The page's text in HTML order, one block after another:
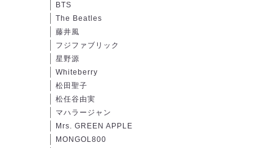
BTS
The Beatles
藤井風
フジファブリック
星野源
Whiteberry
松田聖子
松任谷由実
マハラージャン
Mrs. GREEN APPLE
MONGOL800